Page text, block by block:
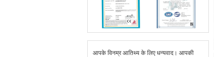
आपके विनम्र आतिथ्य के लिए धन्यवाद। आपकी